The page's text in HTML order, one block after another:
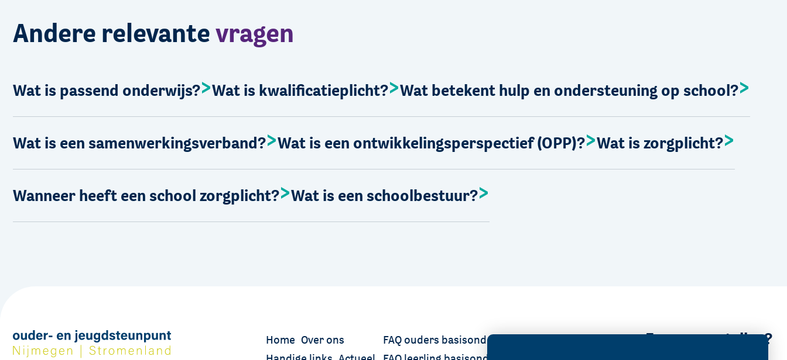
Andere relevantevragen
Wat is passend onderwijs? Wat is kwalificatieplicht? Wat betekent hulp en ondersteuning op school?
Wat is een samenwerkingsverband? Wat is een ontwikkelingsperspectief (OPP)? Wat is zorgplicht?
Wanneer heeft een school zorgplicht? Wat is een schoolbestuur?
Home Over ons
FAQ ouders basisonderwijs
Een vraag stellen?